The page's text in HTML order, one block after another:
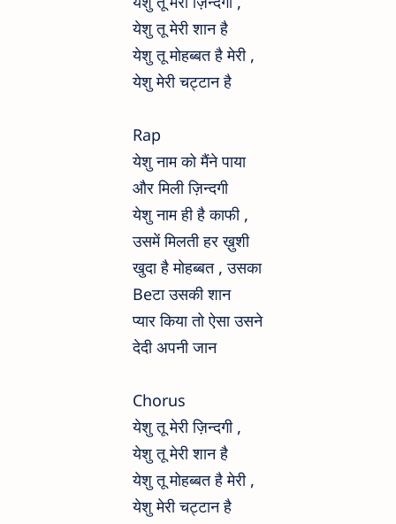
येशु तू मेरी शान है
येशु तू मोहब्बत है मेरी ,
येशु मेरी चट्टान है
Rap
येशु नाम को मैंने पाया
और मिली ज़िन्दगी
येशु नाम ही है काफी ,
उसमें मिलती हर ख़ुशी
खुदा है मोहब्बत , उसका
Beटा उसकी शान
प्यार किया तो ऐसा उसने
देदी अपनी जान
Chorus
येशु तू मेरी ज़िन्दगी ,
येशु तू मेरी शान है
येशु तू मोहब्बत है मेरी ,
येशु मेरी चट्टान है